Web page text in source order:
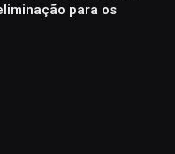
para os